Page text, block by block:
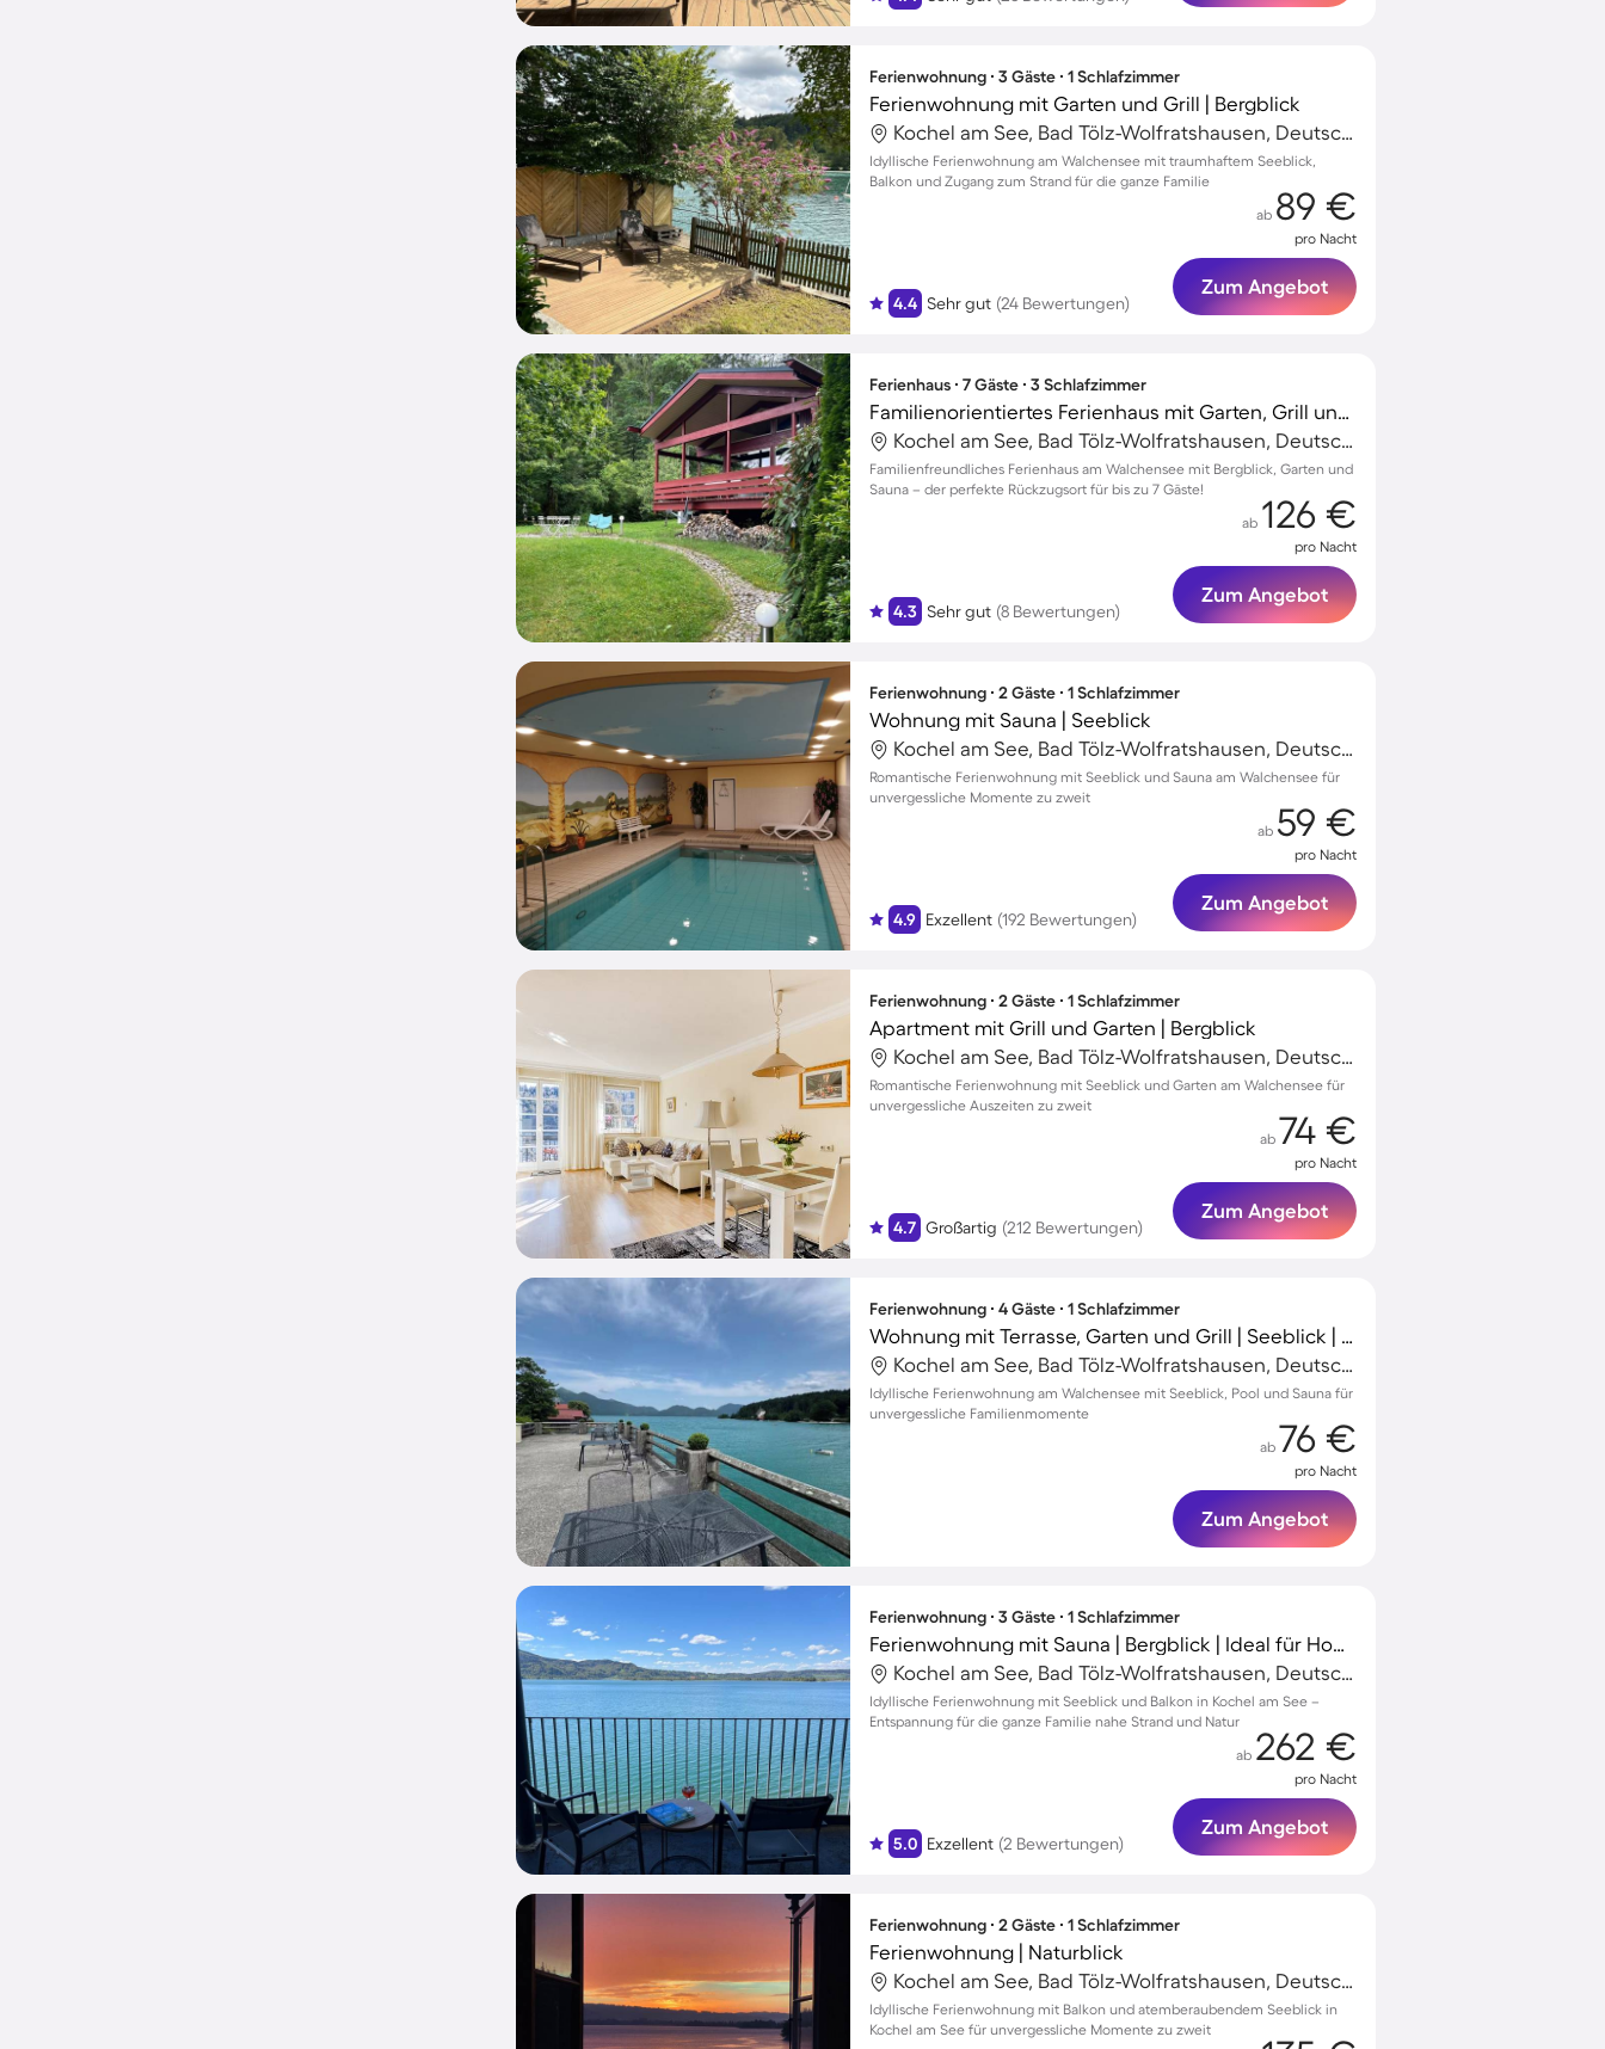
Ferienwohnung ∙ 3 Gäste ∙ 1 Schlafzimmer
Ferienwohnung mit Garten und Grill | Bergblick
Kochel am See, Bad Tölz-Wolfratshausen, Deutschland
Idyllische Ferienwohnung am Walchensee mit traumhaftem Seeblick,
Balkon und Zugang zum Strand für die ganze Familie
4.4 Sehr gut (24 Bewertungen)
ab 89 €
pro Nacht
Zum Angebot
Ferienhaus ∙ 7 Gäste ∙ 3 Schlafzimmer
Familienorientiertes Ferienhaus mit Garten, Grill und Sauna | Bergblick | Haustiere erlaubt
Kochel am See, Bad Tölz-Wolfratshausen, Deutschland
Familienfreundliches Ferienhaus am Walchensee mit Bergblick, Garten und
Sauna – der perfekte Rückzugsort für bis zu 7 Gäste!
4.3 Sehr gut (8 Bewertungen)
ab 126 €
pro Nacht
Zum Angebot
Ferienwohnung ∙ 2 Gäste ∙ 1 Schlafzimmer
Wohnung mit Sauna | Seeblick
Kochel am See, Bad Tölz-Wolfratshausen, Deutschland
Romantische Ferienwohnung mit Seeblick und Sauna am Walchensee für
unvergessliche Momente zu zweit
4.9 Exzellent (192 Bewertungen)
ab 59 €
pro Nacht
Zum Angebot
Ferienwohnung ∙ 2 Gäste ∙ 1 Schlafzimmer
Apartment mit Grill und Garten | Bergblick
Kochel am See, Bad Tölz-Wolfratshausen, Deutschland
Romantische Ferienwohnung mit Seeblick und Garten am Walchensee für
unvergessliche Auszeiten zu zweit
4.7 Großartig (212 Bewertungen)
ab 74 €
pro Nacht
Zum Angebot
Ferienwohnung ∙ 4 Gäste ∙ 1 Schlafzimmer
Wohnung mit Terrasse, Garten und Grill | Seeblick | Perfekt für die Arbeit von Zuhause
Kochel am See, Bad Tölz-Wolfratshausen, Deutschland
Idyllische Ferienwohnung am Walchensee mit Seeblick, Pool und Sauna für
unvergessliche Familienmomente
ab 76 €
pro Nacht
Zum Angebot
Ferienwohnung ∙ 3 Gäste ∙ 1 Schlafzimmer
Ferienwohnung mit Sauna | Bergblick | Ideal für Homeoffice
Kochel am See, Bad Tölz-Wolfratshausen, Deutschland
Idyllische Ferienwohnung mit Seeblick und Balkon in Kochel am See –
Entspannung für die ganze Familie nahe Strand und Natur
5.0 Exzellent (2 Bewertungen)
ab 262 €
pro Nacht
Zum Angebot
Ferienwohnung ∙ 2 Gäste ∙ 1 Schlafzimmer
Ferienwohnung | Naturblick
Kochel am See, Bad Tölz-Wolfratshausen, Deutschland
Idyllische Ferienwohnung mit Balkon und atemberaubendem Seeblick in
Kochel am See für unvergessliche Momente zu zweit